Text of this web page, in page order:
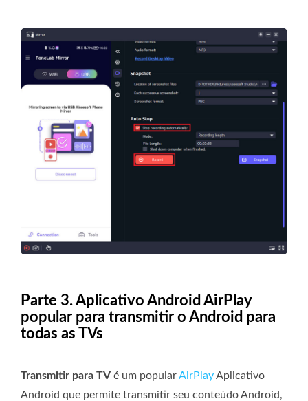
Parte 3. Aplicativo Android AirPlay
popular para transmitir o Android para
todas as TVs
Transmitir para TV é um popularAirPlayAplicativo
Android que permite transmitir seu conteúdo Android,